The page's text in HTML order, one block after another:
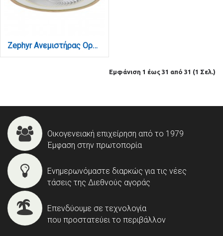
Zephyr Ανεμιστήρας Οροφής LED με App Control & 3CCT | Wood & Λευκό (101000940)
Εμφάνιση 1 έως 31 από 31 (1 Σελ.)
Οικογενειακή επιχείρηση από το 1979
Έμφαση στην πρωτοπορία
Ενημερωνόμαστε διαρκώς για τις νέες
τάσεις της Διεθνούς αγοράς
Επενδύουμε σε τεχνολογία
που προστατεύει το περιβάλλον